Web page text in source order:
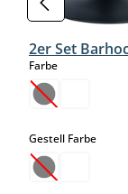
2er Set
Farbeauswählen
(Diese Option
Gestell Farbe
(Diese Option